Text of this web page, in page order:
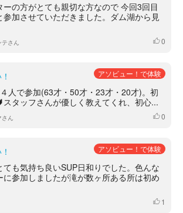
ーの方がとても親切な方なので 今回3回目
参加させていただきました。ダム湖から見
テさん いいね
0
アソビュー！で体験
人で参加(63才・50才・23才・20才)。初
スタッフさんが優しく教えてくれ、初心...
ん いいね
0
アソビュー！で体験
も気持ち良いSUP日和りでした。色んな
に参加しましたが滝が数ヶ所ある所は初め
いいね
1